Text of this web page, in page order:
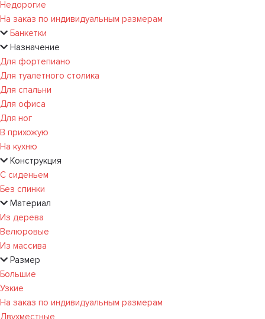
Недорогие
На заказ по индивидуальным размерам
Банкетки
Назначение
Для фортепиано
Для туалетного столика
Для спальни
Для офиса
Для ног
В прихожую
На кухню
Конструкция
С сиденьем
Без спинки
Материал
Из дерева
Велюровые
Из массива
Размер
Большие
Узкие
На заказ по индивидуальным размерам
Двухместные